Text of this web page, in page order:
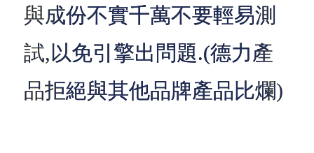
與成份不實千萬不要輕易測
試,以免引擎出問題.(德力產
品拒絕與其他品牌產品比爛)